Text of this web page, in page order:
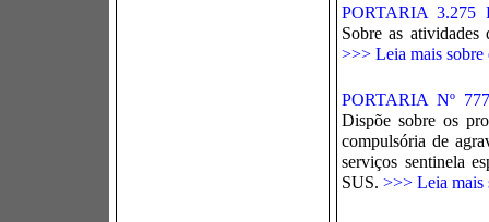
PORTARIA
Sobre as
>>> Leia mais sobre
PORTARIA Nº
Dispõe sobre os
compulsória de
serviços sentinela
SUS. >>> Leia mais